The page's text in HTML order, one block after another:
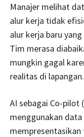
Manajer melihat
alur kerja tidak
alur kerja baru
Tim merasa
mungkin gagal
realitas di lapangan.
AI sebagai Co-pilot
menggunakan